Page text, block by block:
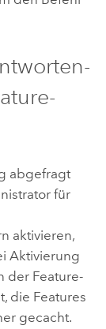
abgefragt
für
aktivieren,
Aktivierung
der Feature-
die Features
gecacht.